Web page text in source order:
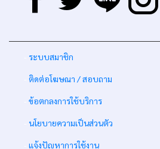
ระบบสมาชิก
ติดต่อโฆษณา / สอบถาม
ข้อตกลงการใช้บริการ
นโยบายความเป็นส่วนตัว
แจ้งปัญหาการใช้งาน